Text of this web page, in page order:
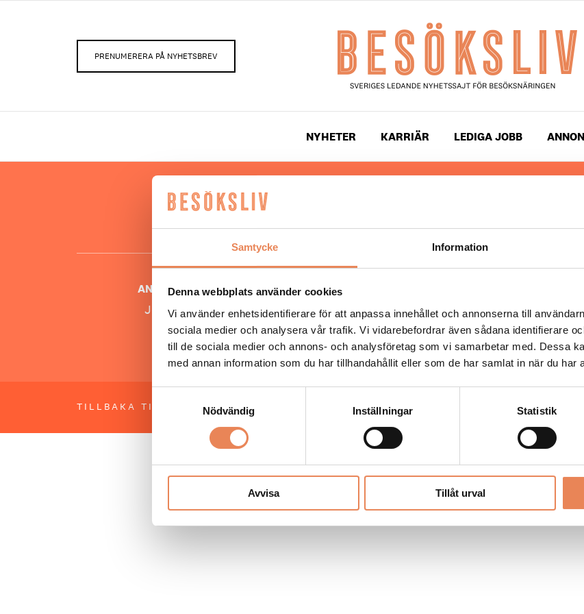
Samtycke Information
Denna webbplats använder cookies
Vi använder enhetsidentifierare för att anpassa innehållet och annonserna till
sociala medier och analysera vår trafik. Vi vidarebefordrar även sådana identifierare
till de sociala medier och annons- och analysföretag som vi samarbetar med. Dessa
med annan information som du har tillhandahållit eller som de har samlat in när du har
Nödvändig
Inställningar Statistik
Avvisa Tillåt urval
PRENUMERERA PÅ NYHETSBREV
NYHETER KARRIÄR LEDIGA JOBB
Hos oss läser du landets mest uppdaterade nyheter och
besöksnäringen. Besöksliv i sin tryckta form är ett
ANSVARIG UTGIVARE
Jonas Siljhammar
Allt material på besoksliv.se är skyddat
enligt lagen om upphovsrätt.
TILLBAKA TILL TOPPEN OM BESÖKSLIV PRENUMERERA ANNONSERA